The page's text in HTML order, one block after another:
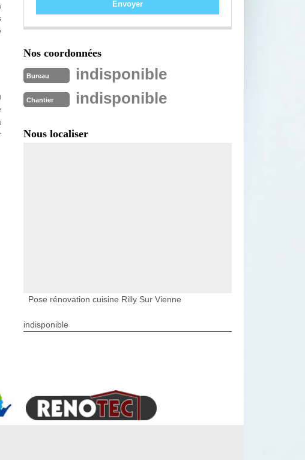
Nos coordonnées
Bureau indisponible
Chantier indisponible
Nous localiser
Pose rénovation cuisine Rilly Sur Vienne
indisponible